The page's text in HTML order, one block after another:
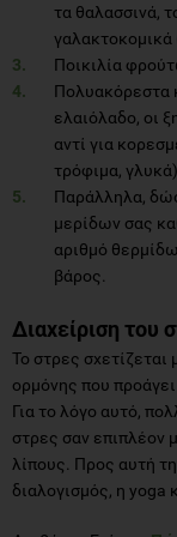
τα θαλασσινά,
γαλακτοκομικά
Ποικιλία
Πολυακόρεστα
ελαιόλαδο, οι
αντί για
τρόφιμα, γλυκά).
Παράλληλα,
μερίδων σας
αριθμό
βάρος.
Διαχείριση του
Το στρες σχετίζεται
ορμόνης που
Για το λόγο αυτό,
στρες σαν επιπλέον
λίπους. Προς αυτή
διαλογισμός, η yoga